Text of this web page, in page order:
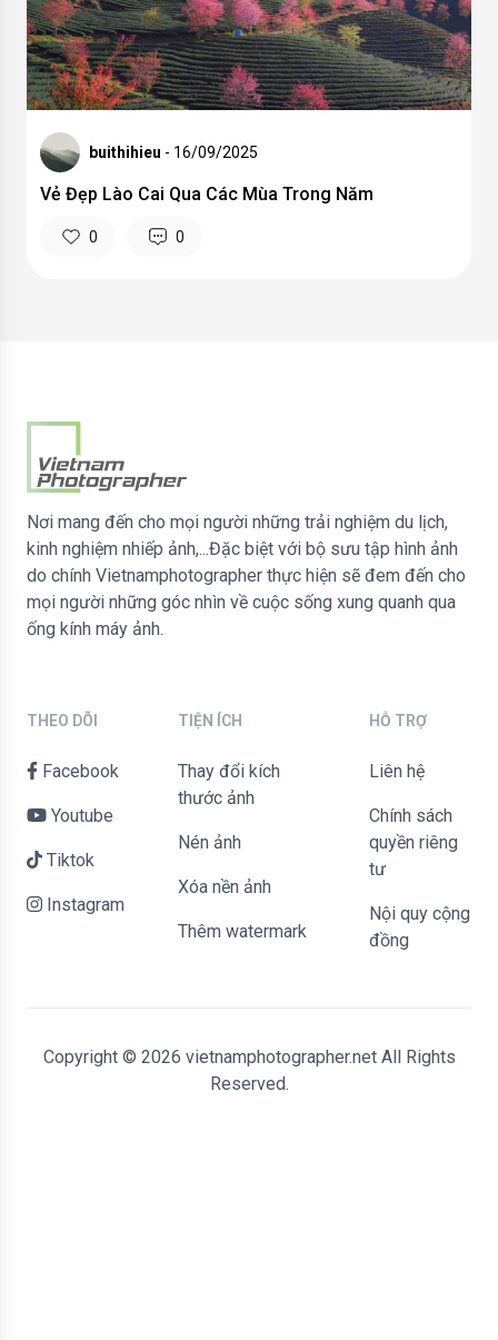
buithihieu - 16/09/2025
Vẻ Đẹp Lào Cai Qua Các Mùa Trong Năm
0 0
Nơi mang đến cho mọi người những trải nghiệm du lịch,
kinh nghiệm nhiếp ảnh,...Đặc biệt với bộ sưu tập hình ảnh
do chính Vietnamphotographer thực hiện sẽ đem đến cho
mọi người những góc nhìn về cuộc sống xung quanh qua
ống kính máy ảnh.
THEO DÕI
Facebook
Youtube
Tiktok
Instagram
TIỆN ÍCH
Thay đổi kích
thước ảnh
Nén ảnh
Xóa nền ảnh
Thêm watermark
HỖ TRỢ
liên hệ
Chính sách
quyền riêng
tư
Nội quy cộng
đồng
Copyright © 2026 vietnamphotographer.net All Rights
Reserved.